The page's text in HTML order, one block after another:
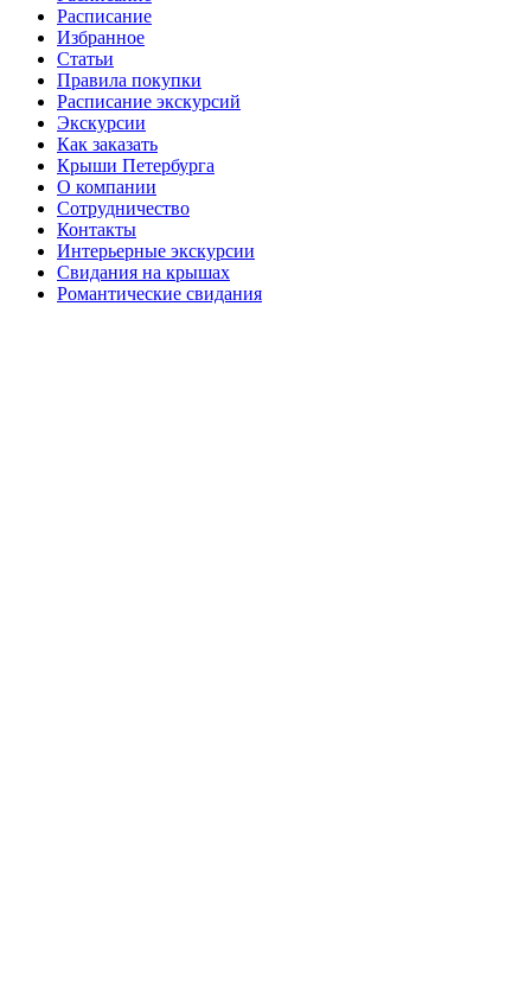
Расписание
Избранное
Статьи
Правила покупки
Расписание экскурсий
Экскурсии
Как заказать
Крыши Петербурга
О компании
Сотрудничество
Контакты
Интерьерные экскурсии
Свидания на крышах
Романтические свидания